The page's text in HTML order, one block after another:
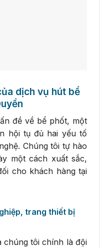
dịch vụ hút bể
đề về bể phốt, một
hội tụ đủ hai yếu tố
Chúng tôi tự hào
một cách xuất sắc,
cho khách hàng tại
trang thiết bị
chúng tôi chính là đội